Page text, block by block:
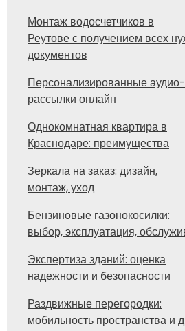
Монтаж водосчетчиков в
Реутове с получением всех
документов
Персонализированные аудио-
рассылки онлайн
Однокомнатная квартира в
Краснодаре: преимущества
Зеркала на заказ: дизайн,
монтаж, уход
Бензиновые газонокосилки:
выбор, эксплуатация,
Экспертиза зданий: оценка
надежности и безопасности
Раздвижные перегородки:
мобильность пространства и